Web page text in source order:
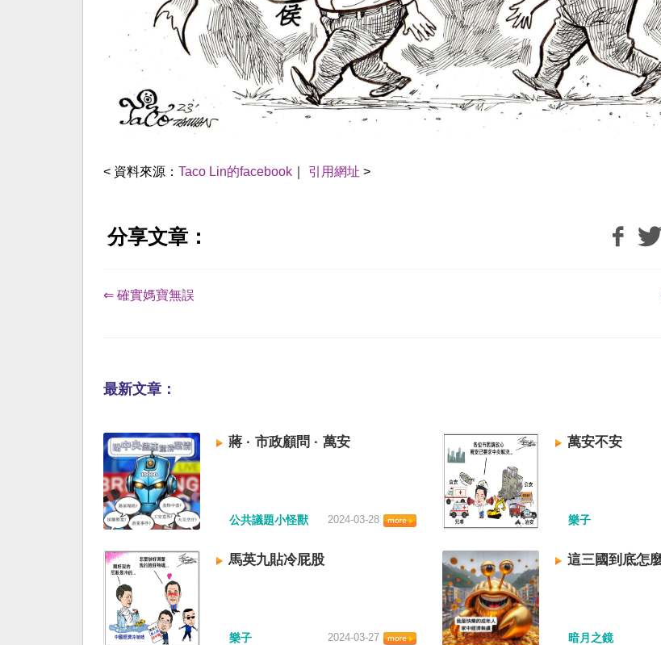
< 資料來源： Taco Lin的facebook 引用網址 >
分享文章：
⇐ 確實媽寶無誤
最新文章：
蔣 · 市政顧問 · 萬安
公共議題小怪獸 2024-03-28
萬安不安
樂子
馬英九貼冷屁股
樂子 2024-03-27
這三國到底怎
暗月之鏡